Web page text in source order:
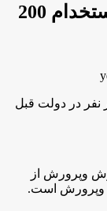
فانی: همچنان درگیر مشکلات استخدام 200
درگیر مشکلات استخدام 200 هزار نفر در دولت قبل
وپرورش از